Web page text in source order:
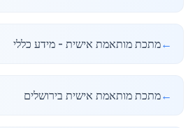
←מתכת מותאמת אישית - מידע כללי
←מתכת מותאמת אישית בירושלים